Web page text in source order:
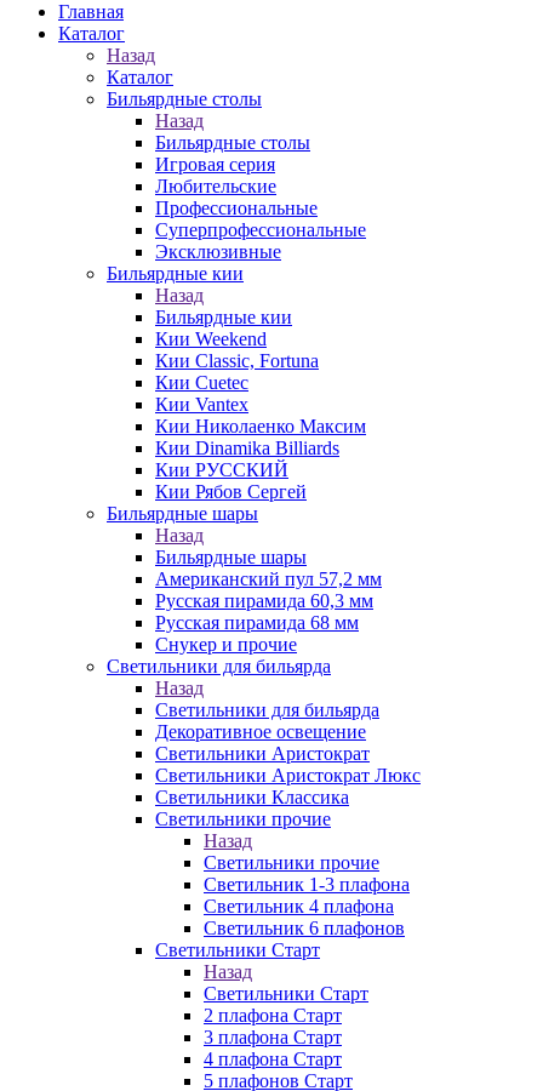
Главная
Каталог
Назад
Каталог
Бильярдные столы
Назад
Бильярдные столы
Игровая серия
Любительские
Профессиональные
Суперпрофессиональные
Эксклюзивные
Бильярдные кии
Назад
Бильярдные кии
Кии Weekend
Кии Classic, Fortuna
Кии Cuetec
Кии Vantex
Кии Николаенко Максим
Кии Dinamika Billiards
Кии РУССКИЙ
Кии Рябов Сергей
Бильярдные шары
Назад
Бильярдные шары
Американский пул 57,2 мм
Русская пирамида 60,3 мм
Русская пирамида 68 мм
Снукер и прочие
Светильники для бильярда
Назад
Светильники для бильярда
Декоративное освещение
Светильники Аристократ
Светильники Аристократ Люкс
Светильники Классика
Светильники прочие
Назад
Светильники прочие
Светильник 1-3 плафона
Светильник 4 плафона
Светильник 6 плафонов
Светильники Старт
Назад
Светильники Старт
2 плафона Старт
3 плафона Старт
4 плафона Старт
5 плафонов Старт